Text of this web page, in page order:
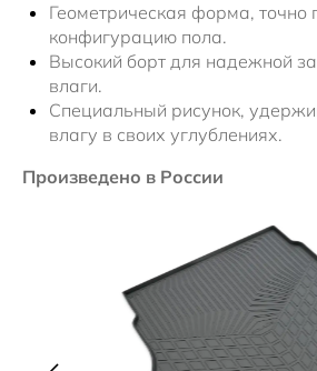
Геометрическая форма, точно
конфигурацию пола.
Высокий борт для надежной
влаги.
Специальный рисунок,
влагу в своих углублениях.
Произведено в России